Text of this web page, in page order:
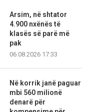
Arsim, në shtator
4.900 nxënës të
klasës së parë më
pak
06.08.2026 17:33
Në korrik janë paguar
mbi 560 milionë
denarë për